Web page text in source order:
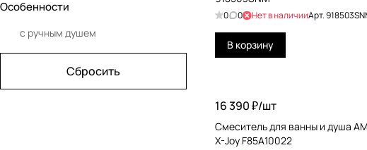
0 0 Нет в наличииАрт.
В корзину
16 390 ₽/шт
Смеситель для ванны и душа
X-Joy F85A10022
Jacob Delafon
Jorger
Kerama Marazzi
никель
никель брашированный
платина
розовое золото
Особенности
с ручным душем
Сбросить